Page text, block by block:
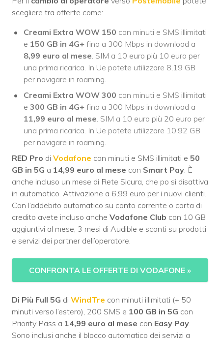
scegliere tra offerte come:
Creami Extra WOW 150 con minuti e SMS illimitati
e 150 GB in 4G+ fino a 300 Mbps in download a
8,99 euro al mese . SIM a 10 euro più 10 euro per
una prima ricarica. In Ue potete utilizzare 8,19 GB
per navigare in roaming.
Creami Extra WOW 300 con minuti e SMS illimitati
e 300 GB in 4G+ fino a 300 Mbps in download a
11,99 euro al mese . SIM a 10 euro più 20 euro per
una prima ricarica. In Ue potete utilizzare 10,92 GB
per navigare in roaming.
RED Pro di Vodafone con minuti e SMS illimitati e 50
GB in 5G a 14,99 euro al mese con Smart Pay . È
anche incluso un mese di Rete Sicura, che po si disattiva
in automatico. Attivazione a 6,99 euro per i nuovi clienti.
Con l’addebito automatico su conto corrente o carta di
credito avete incluso anche Vodafone Club con 10 GB
aggiuntivi al mese, 3 mesi di Audible e sconti su prodotti
e servizi dei partner dell’operatore.
CONFRONTA LE OFFERTE DI VODAFONE »
Di Più Full 5G di WindTre con minuti illimitati (+ 50
minuti verso l’estero), 200 SMS e 100 GB in 5G con
Priority Pass a 14,99 euro al mese con Easy Pay
Sono inclusi anche il blocco automatico dei servizi a